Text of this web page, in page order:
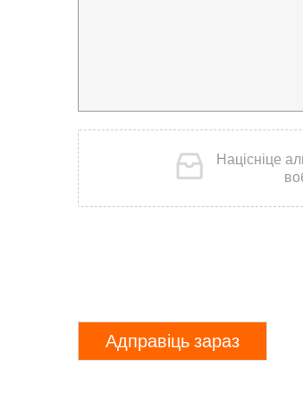
Націсніце
Адправіць зараз